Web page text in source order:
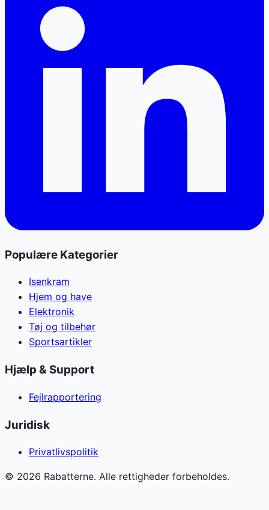
Populære Kategorier
Isenkram
Hjem og have
Elektronik
Tøj og tilbehør
Sportsartikler
Hjælp & Support
Fejlrapportering
Juridisk
Privatlivspolitik
© 2026 Rabatterne. Alle rettigheder forbeholdes.